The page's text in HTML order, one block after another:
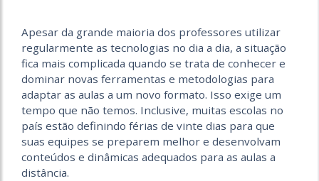
Apesar da grande maioria dos professores utilizar
regularmente as tecnologias no dia a dia, a situação
fica mais complicada quando se trata de conhecer e
dominar novas ferramentas e metodologias para
adaptar as aulas a um novo formato. Isso exige um
tempo que não temos. Inclusive, muitas escolas no
país estão definindo férias de vinte dias para que
suas equipes se preparem melhor e desenvolvam
conteúdos e dinâmicas adequados para as aulas a
distância.